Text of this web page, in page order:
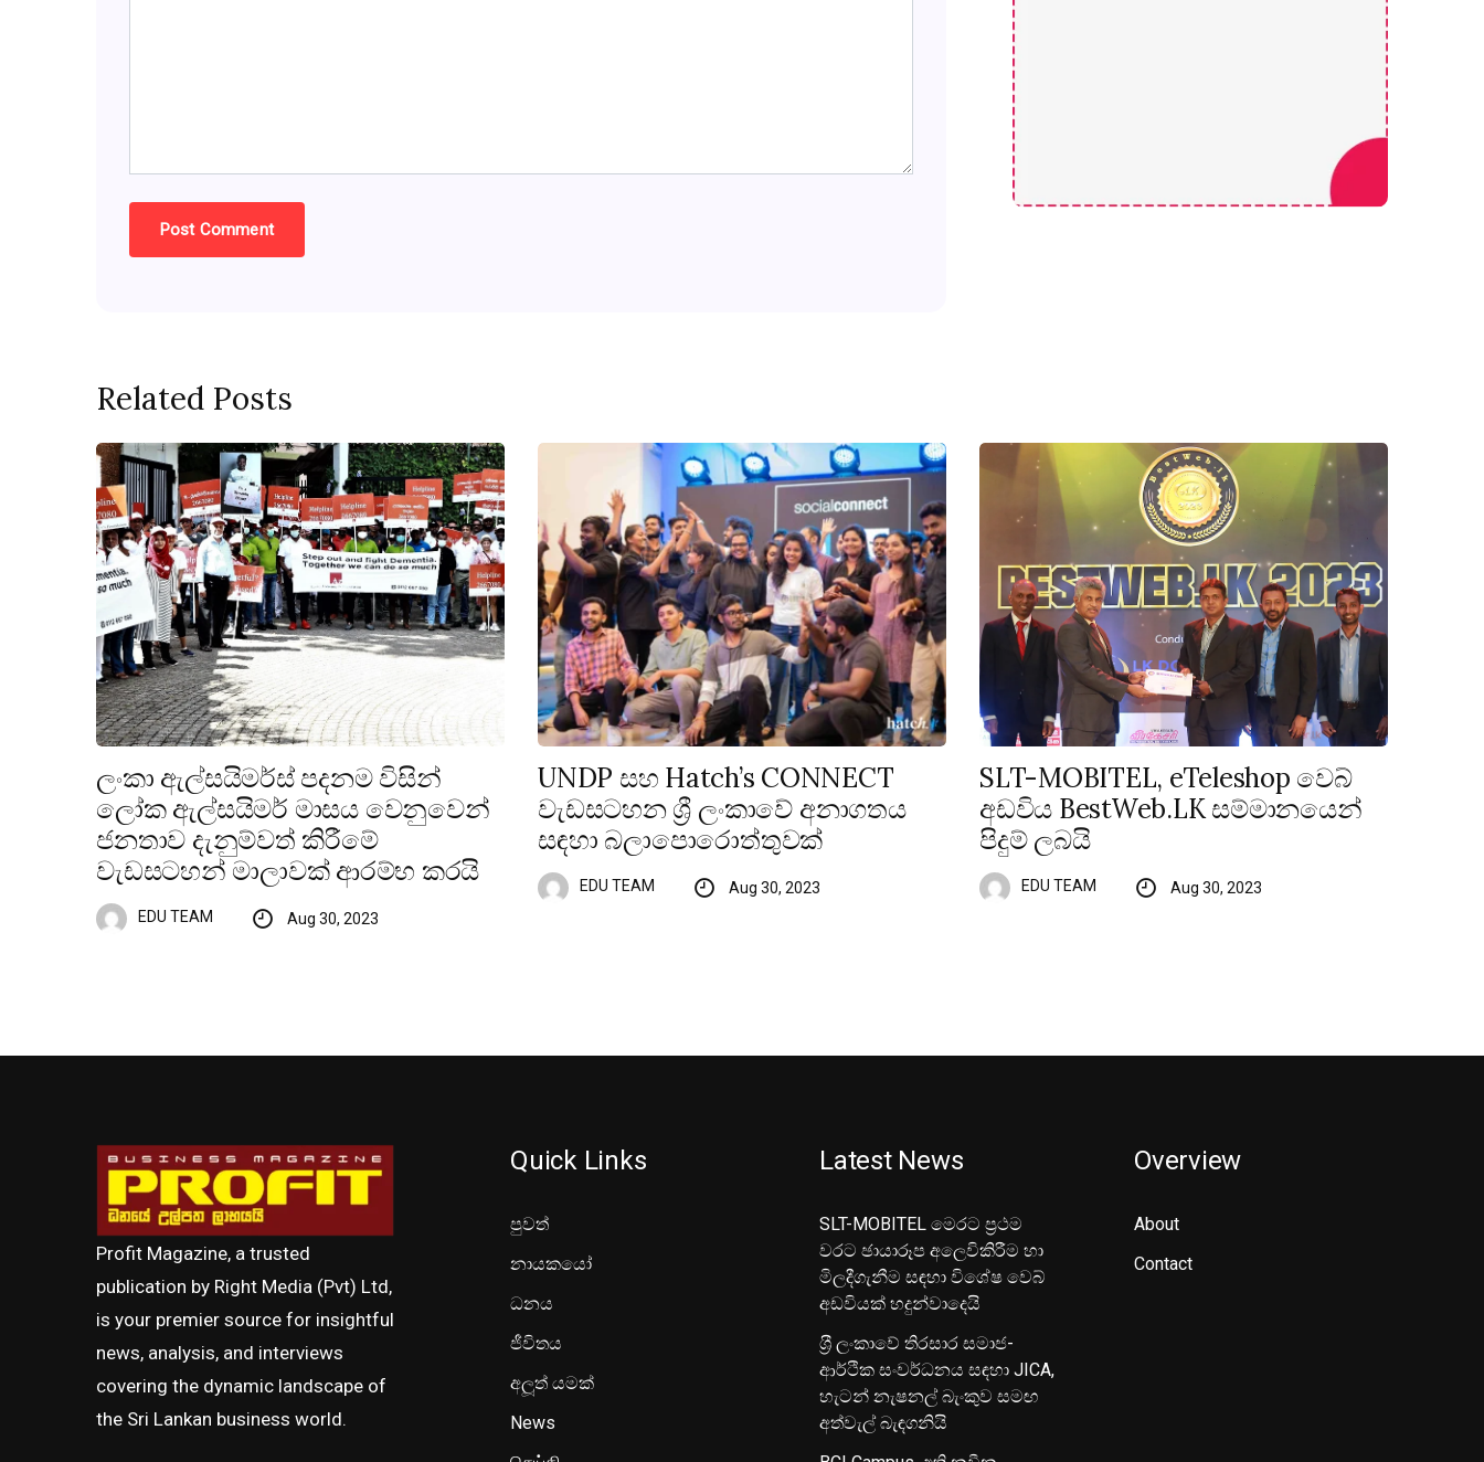
Related Posts
ලංකා ඇල්සයිමර්ස් පදනම විසින්
ලෝක ඇල්සයිමර් මාසය වෙනුවෙන්
ජනතාව දැනුම්වත් කිරීමේ
වැඩසටහන් මාලාවක් ආරම්භ කරයි
EDU TEAM Aug 30, 2023
UNDP සහ Hatch’s CONNECT
වැඩසටහන ශ්‍රී ලංකාවේ අනාගතය
සඳහා බලාපොරොත්තුවක්
EDU TEAM Aug 30, 2023
SLT-MOBITEL, eTeleshop වෙබ්
අඩවිය BestWeb.LK සම්මානයෙන්
පිදුම් ලබයි
EDU TEAM Aug 30, 2023
Profit Magazine, a trusted
publication by Right Media (Pvt) Ltd,
is your premier source for insightful
news, analysis, and interviews
covering the dynamic landscape of
the Sri Lankan business world.
Quick Links
පුවත්
නායකයෝ
ධනය
ජීවිතය
අලූත් යමක්
News
Latest News
SLT-MOBITEL මෙරට ප්‍රථම
වරට ඡායාරූප අලෙවිකිරීම හා
මිලදීගැනීම සඳහා විශේෂ වෙබ්
අඩවියක් හදුන්වාදෙයි
ශ‍්‍රී ලංකාවේ තිරසාර සමාජ-
ආර්ථික සංවර්ධනය සඳහා JICA,
හැටන් නැෂනල් බැංකුව සමඟ
අත්වැල් බැඳගනියි
Overview
About
Contact